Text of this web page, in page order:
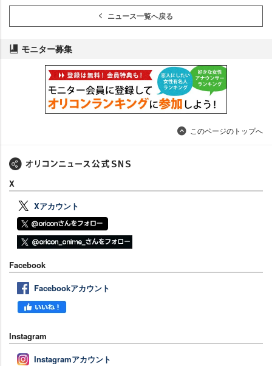
ニュース一覧へ戻る
モニター募集
このページのトップへ
X
Xアカウント
Facebook
Facebookアカウント
Instagram
Instagramアカウント